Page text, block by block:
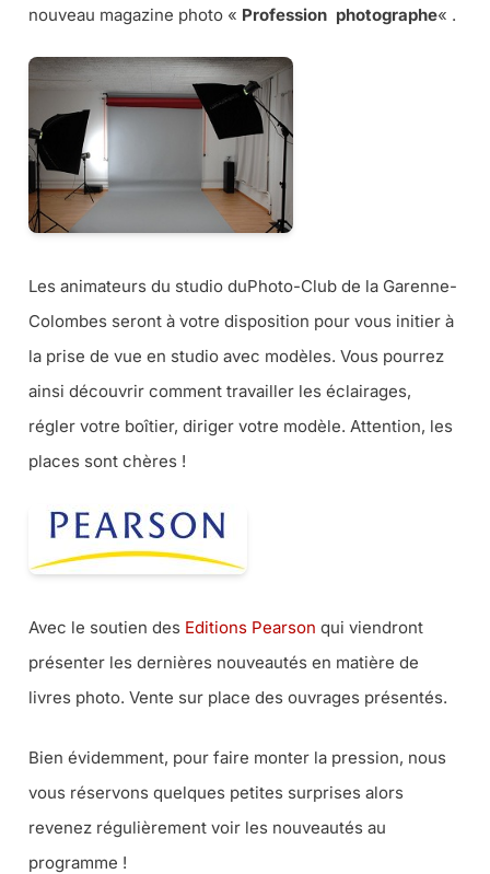
nouveau magazine photo « Profession photographe« .
Les animateurs du studio duPhoto-Club de la Garenne-
Colombes seront à votre disposition pour vous initier à
la prise de vue en studio avec modèles. Vous pourrez
ainsi découvrir comment travailler les éclairages,
régler votre boîtier, diriger votre modèle. Attention, les
places sont chères !
Avec le soutien des Editions Pearson qui viendront
présenter les dernières nouveautés en matière de
livres photo. Vente sur place des ouvrages présentés.
Bien évidemment, pour faire monter la pression, nous
vous réservons quelques petites surprises alors
revenez régulièrement voir les nouveautés au
programme !